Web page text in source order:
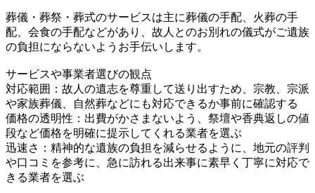
葬儀・葬祭・葬式のサービスは主に葬儀の手配、火葬の手
配、会食の手配などがあり、故人とのお別れの儀式がご遺族
の負担にならないようお手伝いします。
サービスや事業者選びの観点
対応範囲：故人の遺志を尊重して送り出すため、宗教、宗派
や家族葬儀、自然葬などにも対応できるか事前に確認する
価格の透明性：出費がかさまないよう、祭壇や香典返しの値
段など価格を明確に提示してくれる業者を選ぶ
迅速さ：精神的な遺族の負担を減らせるように、地元の評判
や口コミを参考に、急に訪れる出来事に素早く丁寧に対応で
きる業者を選ぶ